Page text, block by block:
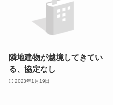
隣地建物が越境してきてい
る、協定なし
2023年1月19日